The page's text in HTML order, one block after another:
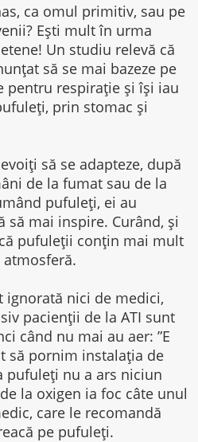
ca omul primitiv, sau pe
Ești mult în urma
Un studiu relevă că
să se mai bazeze pe
pentru respirație și își iau
prin stomac și
să se adapteze, după
de la fumat sau de la
pufuleți, ei au
să mai inspire. Curând, și
pufuleții conțin mai mult
ignorată nici de medici,
pacienții de la ATI sunt
când nu mai au aer: ”E
să pornim instalația de
pufuleți nu a ars niciun
la oxigen ia foc câte unul
care le recomandă
pe pufuleți.